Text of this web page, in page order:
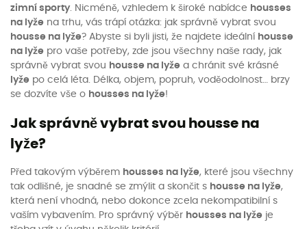
zimní sporty. Nicméně, vzhledem k široké nabídce housses
na lyže na trhu, vás trápí otázka: jak správně vybrat svou
housse na lyže? Abyste si byli jisti, že najdete ideální housse
na lyže pro vaše potřeby, zde jsou všechny naše rady, jak
správně vybrat svou housse na lyže a chránit své krásné
lyže po celá léta. Délka, objem, popruh, voděodolnost… brzy
se dozvíte vše o housses na lyže!
Jak správně vybrat svou housse na
lyže?
Před takovým výběrem housses na lyže, které jsou všechny
tak odlišné, je snadné se zmýlit a skončit s housse na lyže,
která není vhodná, nebo dokonce zcela nekompatibilní s
vaším vybavením. Pro správný výběr housses na lyže je